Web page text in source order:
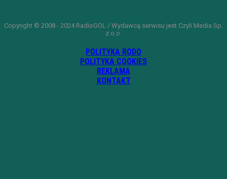
Copyright © 2008 - 2024 RadioGOL / Wydawcą serwisu jest Czyli Media Sp.
z o.o.
POLITYKA RODO
POLITYKA COOKIES
REKLAMA
KONTAKT